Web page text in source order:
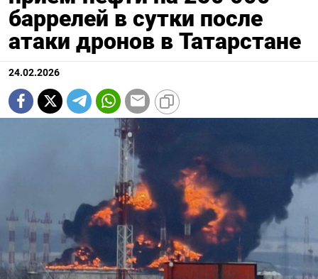
баррелей в сутки после
атаки дронов в Татарстане
24.02.2026